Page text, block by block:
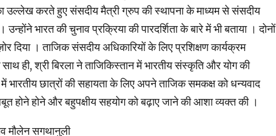
उल्लेख करते हुए संसदीय मैत्री ग्रुप की स्थापना के माध्यम से संसदीय
भारत की चुनाव प्रक्रिया की पारदर्शिता के बारे में भी बताया । दोनों
दिया । ताजिक संसदीय अधिकारियों के लिए प्रशिक्षण कार्यक्रम
ही, श्री बिरला ने ताजिकिस्तान में भारतीय संस्कृति और योग की
भारतीय छात्रों की सहायता के लिए अपने ताजिक समकक्ष को धन्यवाद
होने होने और बहुपक्षीय सहयोग को बढ़ाए जाने की आशा व्यक्त की ।
मौलेन सगथानुली